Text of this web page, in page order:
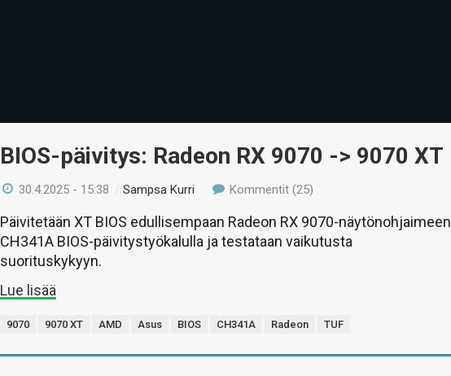
BIOS-päivitys: Radeon RX 9070 -> 9070 XT
30.4.2025 - 15:38 /Sampsa Kurri Kommentit (25)
Päivitetään XT BIOS edullisempaan Radeon RX 9070-näytönohjaimeen
CH341A BIOS-päivitystyökalulla ja testataan vaikutusta
suorituskykyyn.
Lue lisää
9070 9070 XT AMD Asus BIOS CH341A Radeon TUF